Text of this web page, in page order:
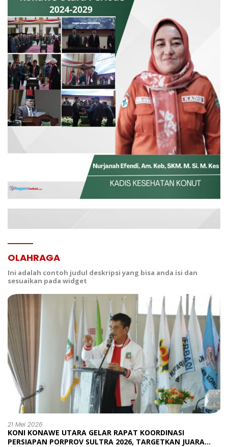
OLAHRAGA
Ini adalah contoh judul deskripsi yang bisa anda isi dan
sesuaikan pada widget
21 Mei 2026
KONI KONAWE UTARA GELAR RAPAT KOORDINASI
PERSIAPAN PORPROV SULTRA 2026, TARGETKAN JUARA